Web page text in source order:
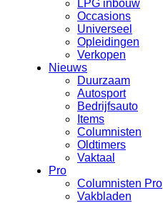
LPG inbouw
Occasions
Universeel
Opleidingen
Verkopen
Nieuws
Duurzaam
Autosport
Bedrijfsauto
Items
Columnisten
Oldtimers
Vaktaal
Pro
Columnisten Pro
Vakbladen